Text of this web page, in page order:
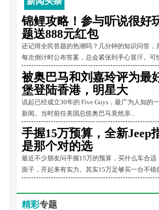
锦鲤攻略！参与听说很好
题送888元红包
还记得全民答题的热潮吗？几分钟的知识问答，
每次倒计时公布答案，总会紧张到手心冒汗。可
被奥巴马和刘嘉玲评为最
堡登陆香港，明星大
说起已经成立30年的 Five Guys，最广为人知的
新闻。当时前任美国总统奥巴马竟然亲...
手握15万预算，全新Jeep
是那个对的选
最近不少朋友问手握15万的预算，买什么车合适
面子，开起来有实力。其实15万足够买一台不错
精彩专题